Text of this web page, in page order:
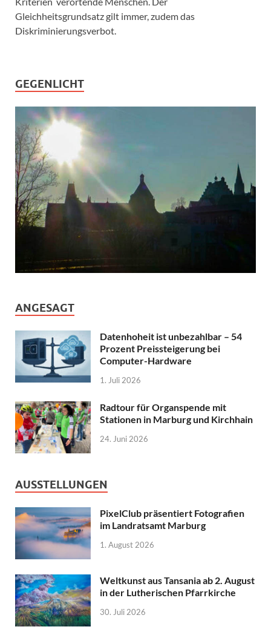
Gleichheitsgrundsatz gilt immer, zudem das
Diskriminierungsverbot.
GEGENLICHT
ANGESAGT
Datenhoheit ist unbezahlbar – 54
Prozent Preissteigerung bei
Computer-Hardware
1. Juli 2026
Radtour für Organspende mit
Stationen in Marburg und Kirchhain
24. Juni 2026
AUSSTELLUNGEN
PixelClub präsentiert Fotografien
im Landratsamt Marburg
1. August 2026
Weltkunst aus Tansania ab 2. August
in der Lutherischen Pfarrkirche
30. Juli 2026